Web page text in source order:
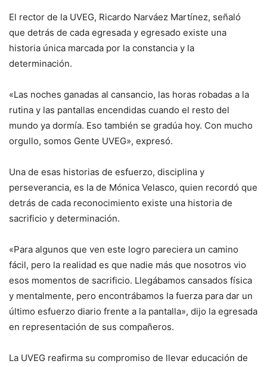
El rector de la UVEG, Ricardo Narváez Martínez, señaló
que detrás de cada egresada y egresado existe una
historia única marcada por la constancia y la
determinación.
«Las noches ganadas al cansancio, las horas robadas a la
rutina y las pantallas encendidas cuando el resto del
mundo ya dormía. Eso también se gradúa hoy. Con mucho
orgullo, somos Gente UVEG», expresó.
Una de esas historias de esfuerzo, disciplina y
perseverancia, es la de Mónica Velasco, quien recordó que
detrás de cada reconocimiento existe una historia de
sacrificio y determinación.
«Para algunos que ven este logro pareciera un camino
fácil, pero la realidad es que nadie más que nosotros vio
esos momentos de sacrificio. Llegábamos cansados física
y mentalmente, pero encontrábamos la fuerza para dar un
último esfuerzo diario frente a la pantalla», dijo la egresada
en representación de sus compañeros.
La UVEG reafirma su compromiso de llevar educación de